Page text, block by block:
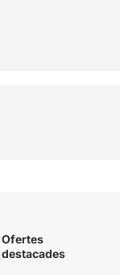
Ofertes
destacades